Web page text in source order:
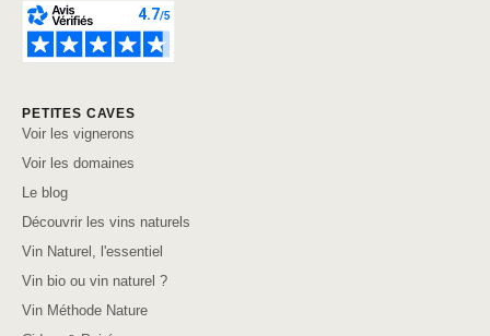
PETITES CAVES
Voir les vignerons
Voir les domaines
Le blog
Découvrir les vins naturels
Vin Naturel, l'essentiel
Vin bio ou vin naturel ?
Vin Méthode Nature